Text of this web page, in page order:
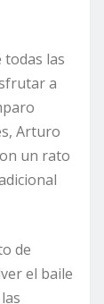
todas las
a
Arturo
un rato
de
el baile